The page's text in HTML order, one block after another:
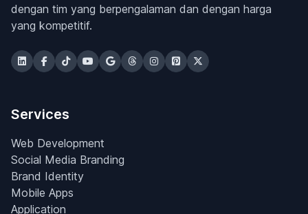
dengan tim yang berpengalaman dan dengan harga
yang kompetitif.
Services
Web Development
Social Media Branding
Brand Identity
Mobile Apps
Application